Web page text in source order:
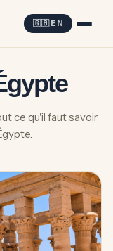
🇬🇧 EN
ce qu'il faut savoir